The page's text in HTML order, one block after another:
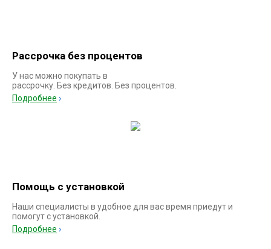
Рассрочка без процентов
У нас можно покупать в
рассрочку. Без кредитов. Без процентов.
Подробнее
Помощь с установкой
Наши специалисты в удобное для вас время приедут и
помогут с установкой.
Подробнее